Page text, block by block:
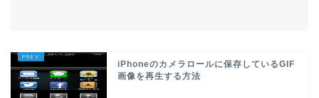
iPhoneのカメラロールに保存しているGIF
画像を再生する方法